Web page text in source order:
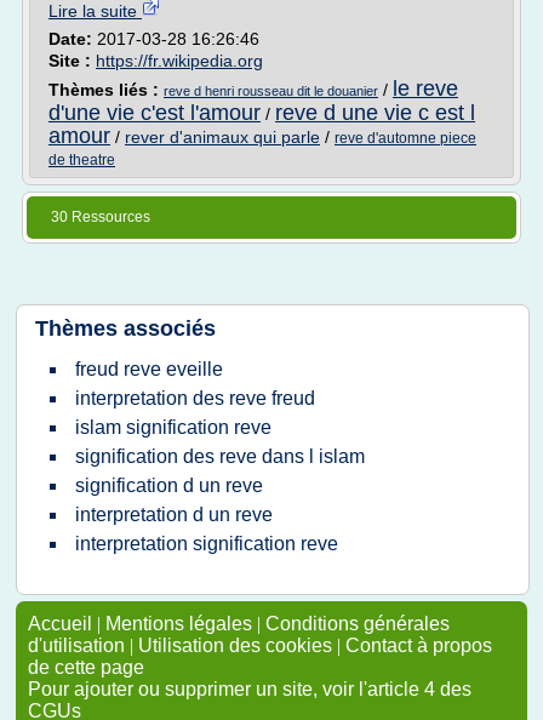
Lire la suite
Date: 2017-03-28 16:26:46
Site : https://fr.wikipedia.org
Thèmes liés : reve d henri rousseau dit le douanier / le reve
d'une vie c'est l'amour / reve d une vie c est l
amour / rever d'animaux qui parle / reve d'automne piece
de theatre
30 Ressources
Thèmes associés
freud reve eveille
interpretation des reve freud
islam signification reve
signification des reve dans l islam
signification d un reve
interpretation d un reve
interpretation signification reve
Accueil | Mentions légales | Conditions générales
d'utilisation | Utilisation des cookies | Contact à propos
de cette page
Pour ajouter ou supprimer un site, voir l'article 4 des
CGUs